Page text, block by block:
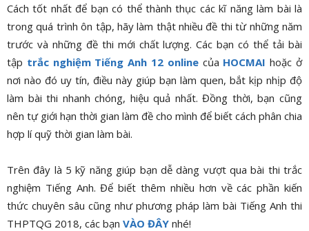
Cách tốt nhất để bạn có thể thành thục các kĩ năng làm bài là
trong quá trình ôn tập, hãy làm thật nhiều đề thi từ những năm
trước và những đề thi mới chất lượng. Các bạn có thể tải bài
tập trắc nghiệm Tiếng Anh 12 online của HOCMAI hoặc ở
nơi nào đó uy tín, điều này giúp bạn làm quen, bắt kịp nhịp độ
làm bài thi nhanh chóng, hiệu quả nhất. Đồng thời, bạn cũng
nên tự giới hạn thời gian làm đề cho mình để biết cách phân chia
hợp lí quỹ thời gian làm bài.
Trên đây là 5 kỹ năng giúp bạn dễ dàng vượt qua bài thi trắc
nghiệm Tiếng Anh. Để biết thêm nhiều hơn về các phần kiến
thức chuyên sâu cũng như phương pháp làm bài Tiếng Anh thi
THPTQG 2018, các bạn VÀO ĐÂY nhé!